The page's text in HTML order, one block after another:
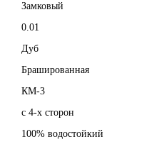
Замковый
0.01
Дуб
Брашированная
КМ-3
с 4-х сторон
100% водостойкий